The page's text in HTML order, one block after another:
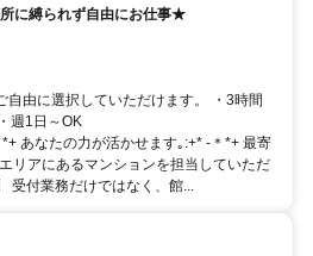
に縛られず自由にお仕事★
自由に選択していただけます。 ・3時間
週1日～OK
あなたの力が活かせます｡:+* -＊*+ 最寄
リアにあるマンションを担当していただ
受付業務だけではなく、館...